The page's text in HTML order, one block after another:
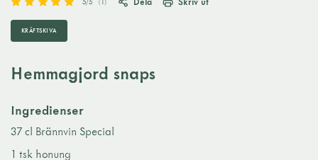
5/5 (1)
KRÄFTSKIVA
Hemmagjord snaps
Ingredienser
37 cl Brännvin Special
1 tsk honung